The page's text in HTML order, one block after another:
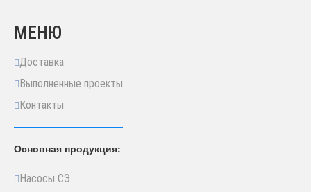
МЕНЮ
Доставка
Выполненные проекты
Контакты
Основная продукция:
Насосы СЭ